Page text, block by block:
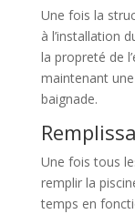
Une fois la
à l’installation
la propreté de
maintenant
baignade.
Une fois tous
remplir la
temps en